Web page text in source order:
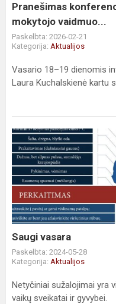
Pranešimas
mokytojo vaidmuo...
Paskelbta: 2026-02-21
Kategorija: Aktualijos
Vasario 18–19 dienomis
Laura Kuchalskienė kartu
Saugi
vasara
Saugi vasara
Paskelbta: 2024-05-28
Kategorija: Aktualijos
Netyčiniai sužalojimai yra
vaikų sveikatai ir gyvybei.